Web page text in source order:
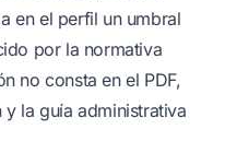
en el perfil un umbral
por la normativa
no consta en el PDF,
la guía administrativa